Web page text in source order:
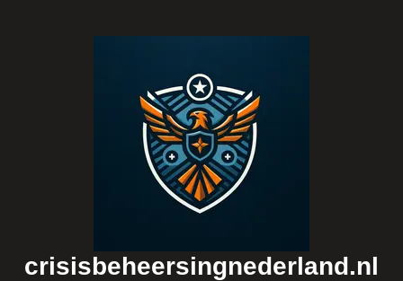
crisisbeheersingnederland.nl